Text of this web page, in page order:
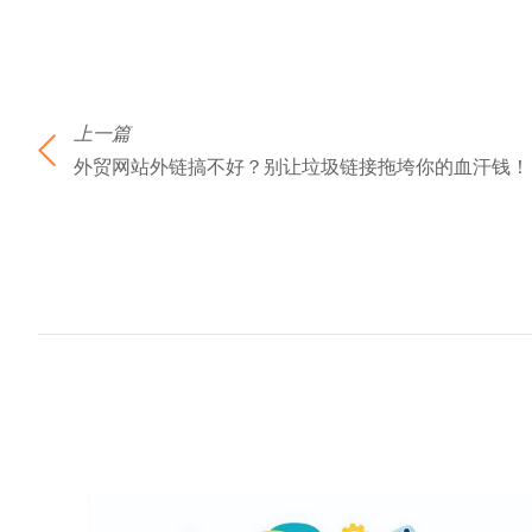
上一篇
外贸网站外链搞不好？别让垃圾链接拖垮你的血汗钱！